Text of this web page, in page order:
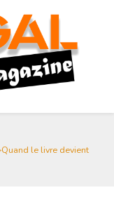
Njaay –
littérature
Culture
le livre devient